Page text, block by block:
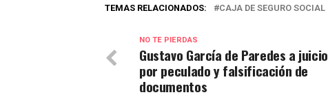
TEMAS RELACIONADOS: CAJA DE SEGURO SOCIAL
NO TE PIERDAS
Gustavo García de Paredes a juicio
por peculado y falsificación de
documentos